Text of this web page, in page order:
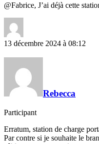
@Fabrice, J’ai déjà cette
13 décembre 2024 à 08:12
Rebecca
Participant
Erratum, station de charge
Par contre si je souhaite le